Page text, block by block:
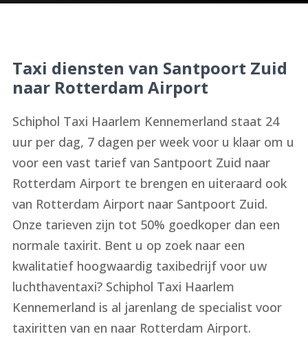
Taxi diensten van Santpoort Zuid
naar Rotterdam Airport
Schiphol Taxi Haarlem Kennemerland staat 24
uur per dag, 7 dagen per week voor u klaar om u
voor een vast tarief van Santpoort Zuid naar
Rotterdam Airport te brengen en uiteraard ook
van Rotterdam Airport naar Santpoort Zuid.
Onze tarieven zijn tot 50% goedkoper dan een
normale taxirit. Bent u op zoek naar een
kwalitatief hoogwaardig taxibedrijf voor uw
luchthaventaxi? Schiphol Taxi Haarlem
Kennemerland is al jarenlang de specialist voor
taxiritten van en naar Rotterdam Airport.